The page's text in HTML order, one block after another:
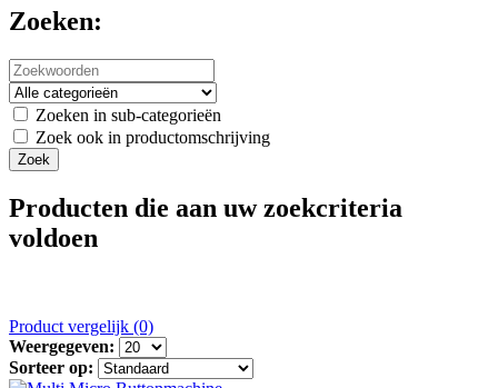
Zoeken:
Zoeken in sub-categorieën
Zoek ook in productomschrijving
Producten die aan uw zoekcriteria
voldoen
Product vergelijk (0)
Weergegeven:
Sorteer op: